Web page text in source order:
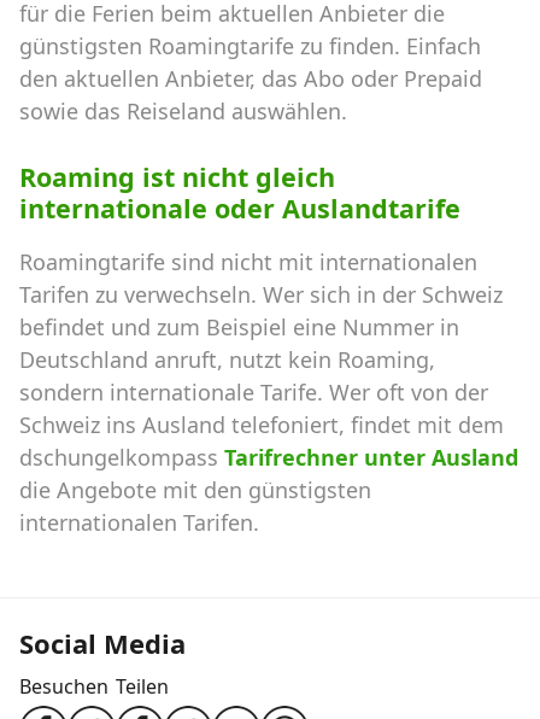
für die Ferien beim aktuellen Anbieter die
günstigsten Roamingtarife zu finden. Einfach
den aktuellen Anbieter, das Abo oder Prepaid
sowie das Reiseland auswählen.
Roaming ist nicht gleich
internationale oder Auslandtarife
Roamingtarife sind nicht mit internationalen
Tarifen zu verwechseln. Wer sich in der Schweiz
befindet und zum Beispiel eine Nummer in
Deutschland anruft, nutzt kein Roaming,
sondern internationale Tarife. Wer oft von der
Schweiz ins Ausland telefoniert, findet mit dem
dschungelkompass Tarifrechner unter Ausland
die Angebote mit den günstigsten
internationalen Tarifen.
Social Media
Besuchen Teilen